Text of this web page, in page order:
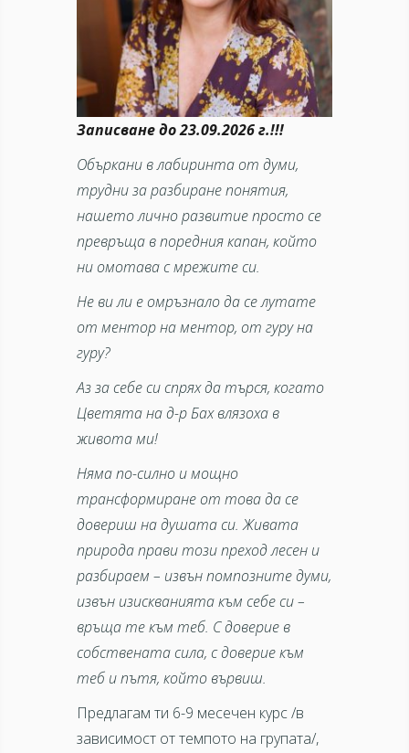
Записване до 23.09.2026 г.!!!
Объркани в лабиринта от думи,
трудни за разбиране понятия,
нашето лично развитие просто се
превръща в поредния капан, който
ни омотава с мрежите си.
Не ви ли е омръзнало да се лутате
от ментор на ментор, от гуру на
гуру?
Аз за себе си спрях да търся, когато
Цветята на д-р Бах влязоха в
живота ми!
Няма по-силно и мощно
трансформиране от това да се
довериш на душата си. Живата
природа прави този преход лесен и
разбираем – извън помпозните думи,
извън изискванията към себе си –
връща те към теб. С доверие в
собствената сила, с доверие към
теб и пътя, който вървиш.
Предлагам ти 6-9 месечен курс /в
зависимост от темпото на групата/,